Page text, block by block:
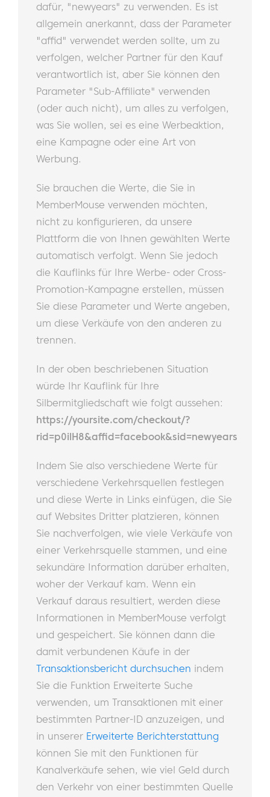
dafür, "newyears" zu verwenden. Es ist
allgemein anerkannt, dass der Parameter
"affid" verwendet werden sollte, um zu
verfolgen, welcher Partner für den Kauf
verantwortlich ist, aber Sie können den
Parameter "Sub-Affiliate" verwenden
(oder auch nicht), um alles zu verfolgen,
was Sie wollen, sei es eine Werbeaktion,
eine Kampagne oder eine Art von
Werbung.
Sie brauchen die Werte, die Sie in
MemberMouse verwenden möchten,
nicht zu konfigurieren, da unsere
Plattform die von Ihnen gewählten Werte
automatisch verfolgt. Wenn Sie jedoch
die Kauflinks für Ihre Werbe- oder Cross-
Promotion-Kampagne erstellen, müssen
Sie diese Parameter und Werte angeben,
um diese Verkäufe von den anderen zu
trennen.
In der oben beschriebenen Situation
würde Ihr Kauflink für Ihre
Silbermitgliedschaft wie folgt aussehen:
https://yoursite.com/checkout/?
rid=p0ilH8&affid=facebook&sid=newyears
Indem Sie also verschiedene Werte für
verschiedene Verkehrsquellen festlegen
und diese Werte in Links einfügen, die Sie
auf Websites Dritter platzieren, können
Sie nachverfolgen, wie viele Verkäufe von
einer Verkehrsquelle stammen, und eine
sekundäre Information darüber erhalten,
woher der Verkauf kam. Wenn ein
Verkauf daraus resultiert, werden diese
Informationen in MemberMouse verfolgt
und gespeichert. Sie können dann die
damit verbundenen Käufe in der
Transaktionsbericht durchsuchen indem
Sie die Funktion Erweiterte Suche
verwenden, um Transaktionen mit einer
bestimmten Partner-ID anzuzeigen, und
in unserer Erweiterte Berichterstattung
können Sie mit den Funktionen für
Kanalverkäufe sehen, wie viel Geld durch
den Verkehr von einer bestimmten Quelle